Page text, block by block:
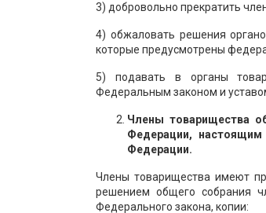
3) добровольно прекратить
4) обжаловать решения
которые предусмотрены
5) подавать в органы
Федеральным законом и
Члены товарищества
Федерации,
Федерации.
Члены товарищества имеют
решением общего собрания
Федерального закона, копии: